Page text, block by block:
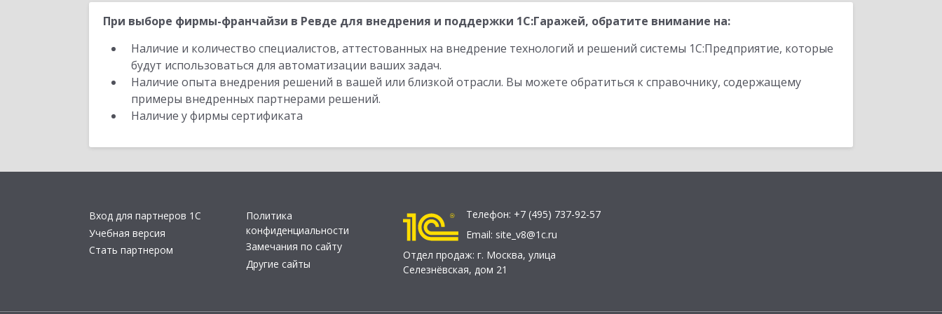
При выборе фирмы-франчайзи в Ревде для внедрения и поддержки 1С:Гаражей, обратите внимание на:
Наличие и количество специалистов, аттестованных на внедрение технологий и решений системы 1С:Предприятие, которые
будут использоваться для автоматизации ваших задач.
Наличие опыта внедрения решений в вашей или близкой отрасли. Вы можете обратиться к справочнику, содержащему
примеры внедренных партнерами решений.
Наличие у фирмы сертификата
Вход для партнеров 1С
Учебная версия
Стать партнером
Политика
конфиденциальности
Замечания по сайту
Другие сайты
Телефон: +7 (495) 737-92-57
Email: site_v8@1c.ru
Отдел продаж: г. Москва, улица
Селезнёвская, дом 21